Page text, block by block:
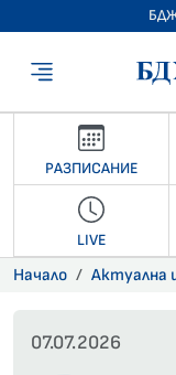
РАЗПИСАНИЕ
LIVE
Начало Актуална
07.07.2026